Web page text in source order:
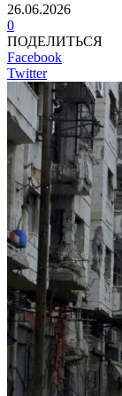
26.06.2026
0
ПОДЕЛИТЬСЯ
Facebook
Twitter